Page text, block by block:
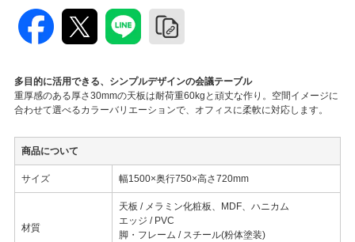
多目的に活用できる、シンプルデザインの会議テーブル
重厚感のある厚さ30mmの天板は耐荷重60kgと頑丈な作り。空間イメージに
合わせて選べるカラーバリエーションで、オフィスに柔軟に対応します。
商品について
サイズ 幅1500×奥行750×高さ720mm
材質
天板 / メラミン化粧板、MDF、ハニカム
エッジ / PVC
脚・フレーム / スチール(粉体塗装)